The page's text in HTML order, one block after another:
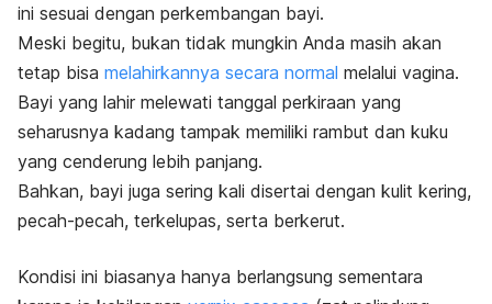
ini sesuai dengan perkembangan bayi.
Meski begitu, bukan tidak mungkin Anda masih akan
tetap bisa melahirkannya secara normal melalui vagina.
Bayi yang lahir melewati tanggal perkiraan yang
seharusnya kadang tampak memiliki rambut dan kuku
yang cenderung lebih panjang.
Bahkan, bayi juga sering kali disertai dengan kulit kering,
pecah-pecah, terkelupas, serta berkerut.
Kondisi ini biasanya hanya berlangsung sementara